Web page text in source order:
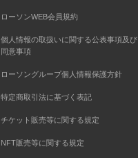
ローソンWEB会員規約
個人情報の取扱いに関する公表事項及び
同意事項
ローソングループ個人情報保護方針
特定商取引法に基づく表記
チケット販売等に関する規定
NFT販売等に関する規定